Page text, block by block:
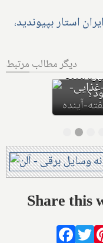
استار بپیوندید،
دیگر مطالب مرتبط
فردا آخرین روز بازپرداخت وام ۶۰,۰۰۰
نیمی از